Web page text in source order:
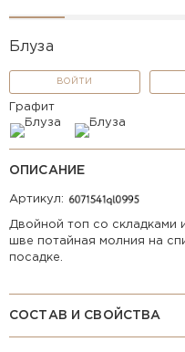
Блуза
ВОЙТИ
Графит
ОПИСАНИЕ
Артикул:
Двойной топ со складками
шве потайная молния на
посадке.
СОСТАВ И СВОЙСТВА